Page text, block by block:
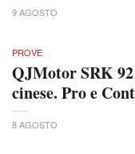
9 AGOSTO
PROVE
QJMotor SRK
cinese. Pro e
8 AGOSTO